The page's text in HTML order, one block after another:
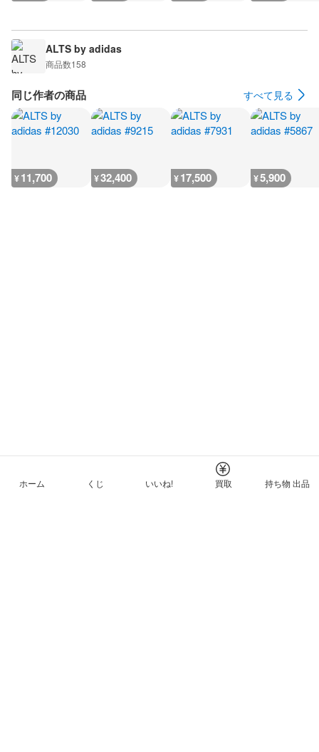
ALTS by adidas
商品数158
同じ作者の商品 すべて見る
¥11,700 ¥32,400 ¥17,500 ¥5,900
ホーム くじ いいね! 買取 持ち物 出品